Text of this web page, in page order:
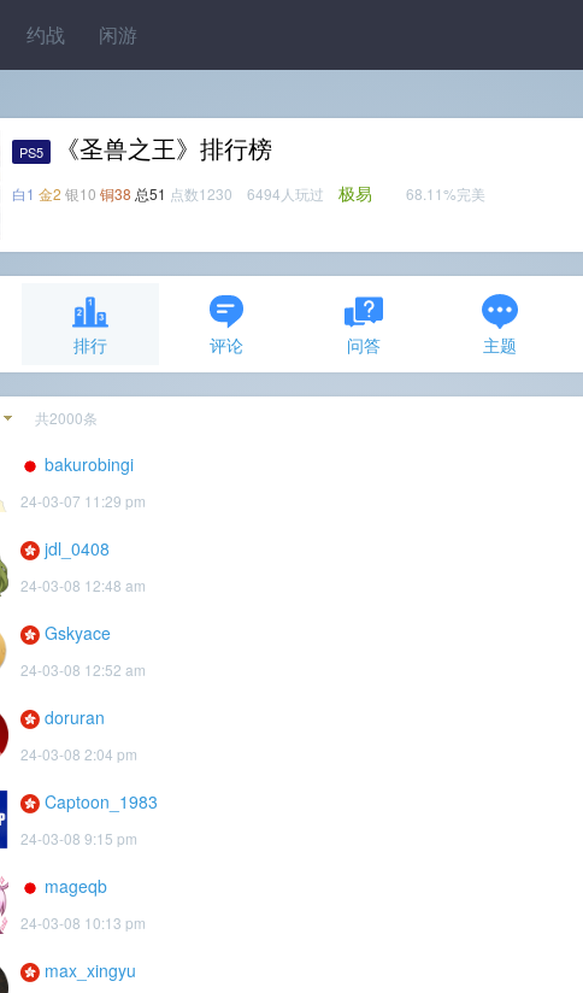
约战 闲游
PS5 《圣兽之王》排行榜
白1 金2 银10 铜38 总51 点数1230 6494人玩过 极易 68.11%完美
排行 评论 问答 主题
共2000条
bakurobingi
24-03-07 11:29 pm
jdl_0408
24-03-08 12:48 am
Gskyace
24-03-08 12:52 am
doruran
24-03-08 2:04 pm
Captoon_1983
24-03-08 9:15 pm
mageqb
24-03-08 10:13 pm
max_xingyu